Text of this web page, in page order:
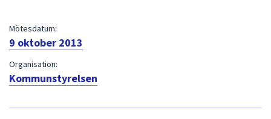
Mötesdatum:
9 oktober 2013
Organisation:
Kommunstyrelsen